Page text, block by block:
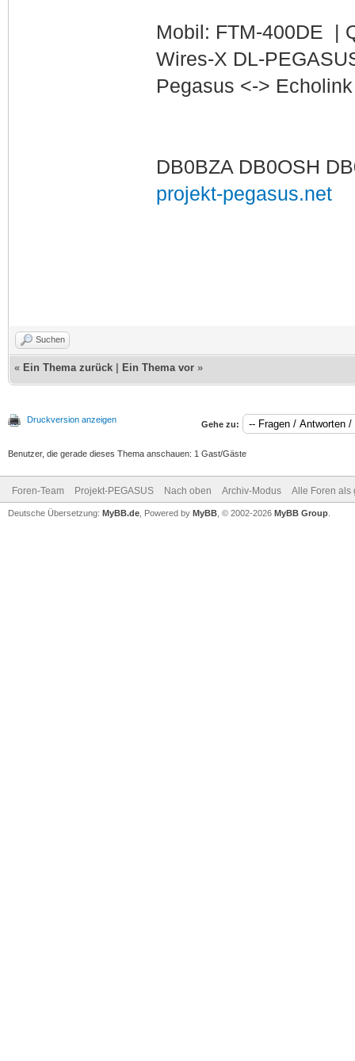
Mobil: FTM-400DE |
Wires-X DL-
Pegasus <->
DB0BZA DB0OSH
projekt-pegasus.net
Suchen
« Ein Thema zurück Ein Thema vor »
Druckversion anzeigen Gehe zu:
Benutzer, die gerade dieses Thema anschauen: 1 Gast/Gäste
Foren-Team Projekt-PEGASUS Nach oben Archiv-Modus Alle Foren als
Deutsche Übersetzung: MyBB.de , Powered by MyBB , © 2002-2026 MyBB Group